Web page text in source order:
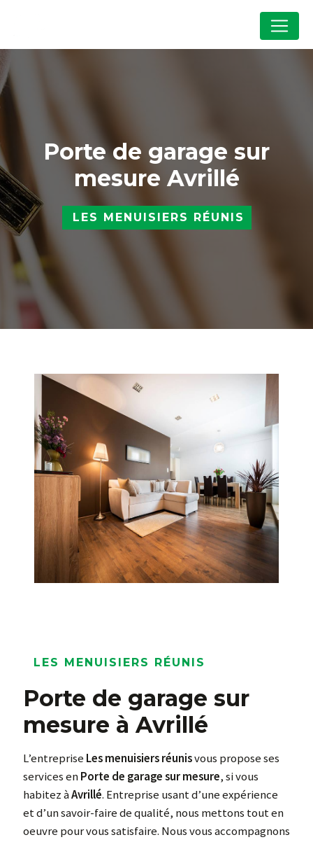
Porte de garage sur
mesure Avrillé
LES MENUISIERS RÉUNIS
LES MENUISIERS RÉUNIS
Porte de garage sur
mesure à Avrillé
L’entreprise Les menuisiers réunisvous propose ses
services enPorte de garage sur mesure, si vous
habitez àAvrillé. Entreprise usant d’une expérience
et d’un savoir-faire de qualité, nous mettons tout en
oeuvre pour vous satisfaire. Nous vous accompagnons